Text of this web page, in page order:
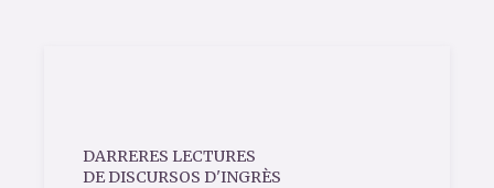
DARRERES LECTURES
DE DISCURSOS D'INGRÈS